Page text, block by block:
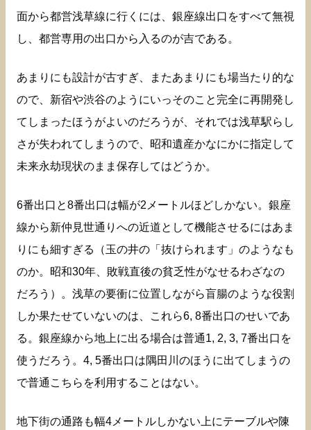
面から都営浅草線に行くには、銀座線出口をすべて無視
し、都営専用の出口から入るのが吉である。
あまりにも設計が古すぎ、またあまりにも場当たり的な
ので、新宿や渋谷のようにいっそのこと完全に再開発し
てしまったほうがよいのだろうが、それでは浅草駅らし
さが失われてしまうので、昭和遺産かなにかに指定して
未来永劫現状のまま保存してはどうか。
6番出口と8番出口は幅が2メートルほどしかない。銀座
線から新仲見世通りへの近道として機能させるにはあま
りにも細すぎる（玉の井の「抜けられます」のようなも
のか。昭和30年、敗戦直後の貧乏性がなせるわざなの
だろう）。浅草の要衝に位置しながら盲腸のような役割
しか果たせていないのは、これら6, 8番出口のせいであ
る。銀座線から地上に出る場合は普通1, 2, 3, 7番出口を
使うだろう。4, 5番出口は隅田川のほうに出てしまうの
で普通こちらを利用することはない。
地下街の通路も幅4メートルしかない上にテーブルや陳